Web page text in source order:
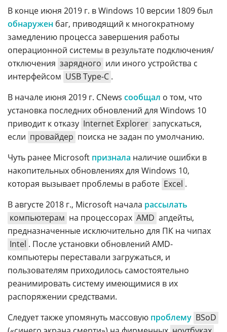
В конце июня 2019 г. в Windows 10 версии 1809 был
обнаружен баг, приводящий к многократному
замедлению процесса завершения работы
операционной системы в результате подключения/
отключения зарядного или иного устройства с
интерфейсом USB Type-C .
В начале июня 2019 г. CNews сообщал о том, что
установка последних обновлений для Windows 10
приводит к отказу Internet Explorer запускаться,
если провайдер поиска не задан по умолчанию.
Чуть ранее Microsoft признала наличие ошибки в
накопительных обновлениях для Windows 10,
которая вызывает проблемы в работе Excel .
В августе 2018 г., Microsoft начала рассылать
компьютерам на процессорах AMD апдейты,
предназначенные исключительно для ПК на чипах
Intel . После установки обновлений AMD-
компьютеры переставали загружаться, и
пользователям приходилось самостоятельно
реанимировать систему имеющимися в их
распоряжении средствами.
Следует также упомянуть массовую проблему BSoD